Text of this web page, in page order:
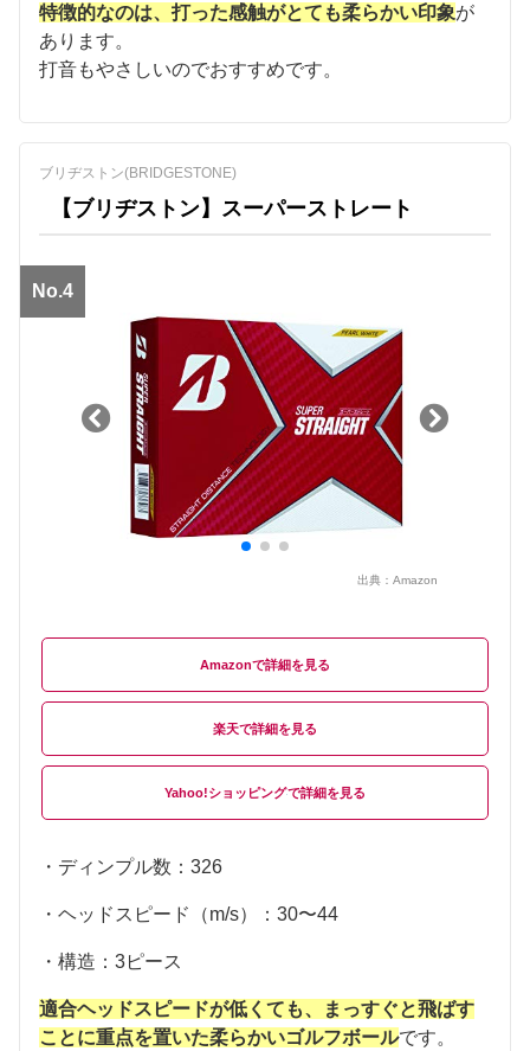
特徴的なのは、打った感触がとても柔らかい印象が
あります。
打音もやさしいのでおすすめです。
ブリヂストン(BRIDGESTONE)
【ブリヂストン】スーパーストレート
No.4
出典： Amazon
Amazon
楽天
Yahoo!ショッピング
・ディンプル数：326
・ヘッドスピード（m/s）：30〜44
・構造：3ピース
適合ヘッドスピードが低くても、まっすぐと飛ばす
ことに重点を置いた柔らかいゴルフボールです。